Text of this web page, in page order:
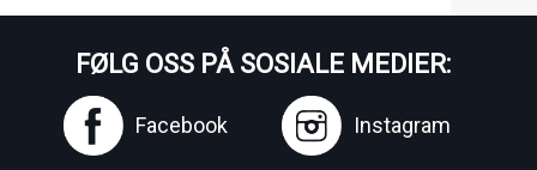
FØLG OSS PÅ SOSIALE MEDIER:
Facebook Instagram